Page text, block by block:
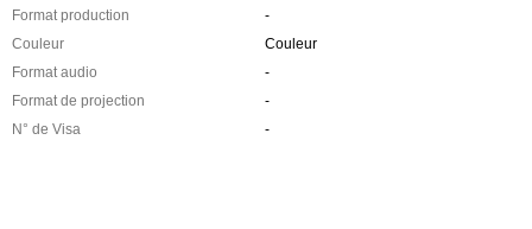
Format production
-
Couleur
Couleur
Format audio
-
Format de projection
-
N° de Visa
-